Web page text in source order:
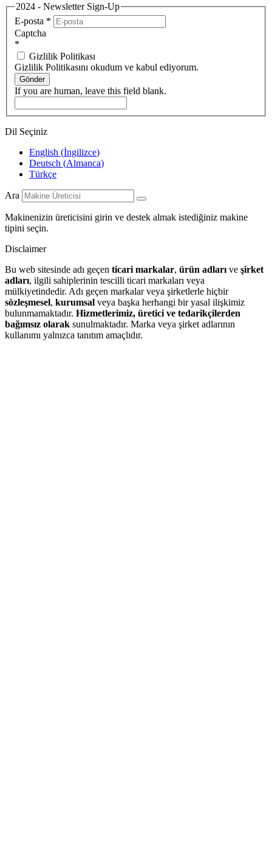
2024 - Newsletter Sign-Up
E-posta *
Captcha
*
Gizlilik Politikası
Gizlilik Politikasını okudum ve kabul ediyorum.
Gönder
If you are human, leave this field blank.
Dil Seçiniz
English (İngilizce)
Deutsch (Almanca)
Türkçe
Ara
Makinenizin üreticisini girin ve destek almak istediğiniz makine
tipini seçin.
Disclaimer
Bu web sitesinde adı geçen ticari markalar, ürün adları ve şirket
adları, ilgili sahiplerinin tescilli ticari markaları veya
mülkiyetindedir. Adı geçen markalar veya şirketlerle hiçbir
sözleşmesel, kurumsal veya başka herhangi bir yasal ilişkimiz
bulunmamaktadır. Hizmetlerimiz, üretici ve tedarikçilerden
bağımsız olarak sunulmaktadır. Marka veya şirket adlarının
kullanımı yalnızca tanıtım amaçlıdır.